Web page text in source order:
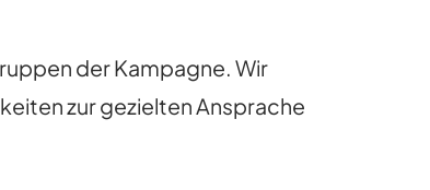
der Kampagne. Wir
zur gezielten Ansprache